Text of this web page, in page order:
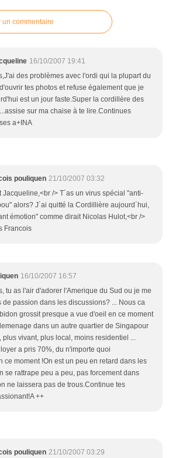
un commentaire
16/10/2007 19:41
des problèmes avec l'ordi qui la plupart du
tes photos et refuse également que je
est un jour faste.Super la cordillère des
sur ma chaise à te lire.Continues
a+INA
pouliquen 21/10/2007 03:32
Jacqueline,<br /> T´as un virus spécial "anti-
alors? J´ai quitté la Cordillière aujourd´hui,
émotion" comme dirait Nicolas Hulot,<br />
Francois
16/10/2007 16:57
tu as l'air d'adorer l'Amerique du Sud ou je me
de passion dans les discussions? ... Nous ca
grossit presque a vue d'oeil en ce moment
dans un autre quartier de Singapour
plus vivant, plus local, moins residentiel ...
a pris 70%, du n'importe quoi
ce moment !On est un peu en retard dans les
se rattrape peu a peu, pas forcement dans
ne laissera pas de trous.Continue tes
++
pouliquen 21/10/2007 03:29